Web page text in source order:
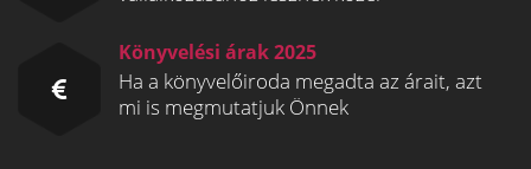
Könyvelési árak 2025
Ha a könyvelőiroda megadta az árait, azt
mi is megmutatjuk Önnek